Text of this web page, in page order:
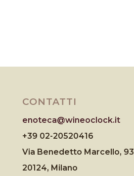
CONTATTI
enoteca@wineoclock.it
+39 02-20520416
Via Benedetto Marcello, 93
20124, Milano